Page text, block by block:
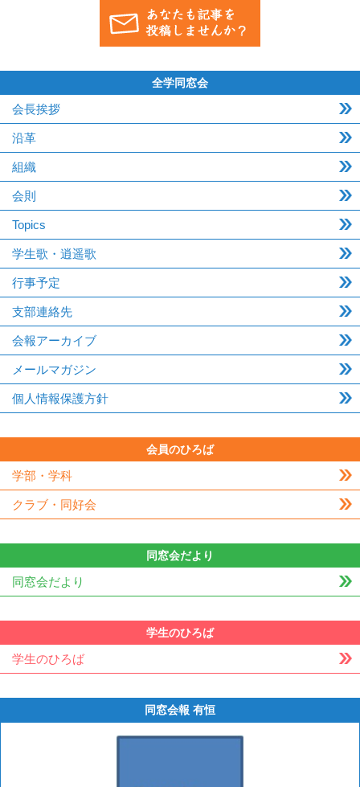
全学同窓会
会長挨拶
沿革
組織
会則
Topics
学生歌・逍遥歌
行事予定
支部連絡先
会報アーカイブ
メールマガジン
個人情報保護方針
会員のひろば
学部・学科
クラブ・同好会
同窓会だより
同窓会だより
学生のひろば
学生のひろば
同窓会報 有恒